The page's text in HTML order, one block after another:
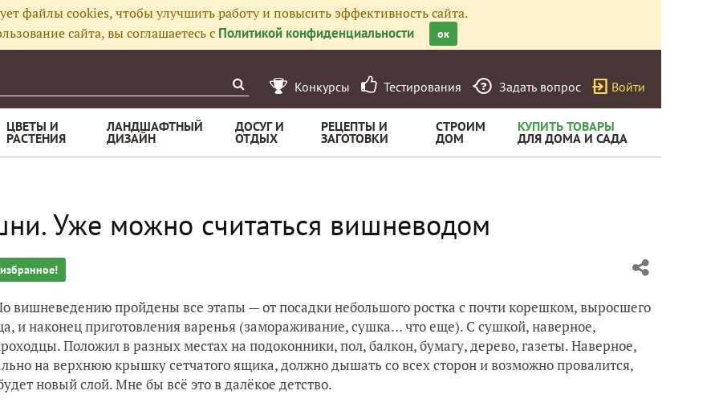
файлы cookies, чтобы улучшить работу и повысить эффективность сайта.
сайта, вы соглашаетесь с Политикой конфиденциальности ок
Конкурсы Тестирования Задать вопрос Войти
ЦВЕТЫ И
РАСТЕНИЯ
ЛАНДШАФТНЫЙ
ДИЗАЙН
ДОСУГ И
ОТДЫХ
РЕЦЕПТЫ И
ЗАГОТОВКИ
СТРОИМ
ДОМ
КУПИТЬ ТОВАРЫ
ДЛЯ ДОМА И САДА
Уже можно считаться вишневодом
вишневедению пройдены все этапы — от посадки небольшого ростка с почти корешком, выросшего
и наконец приготовления варенья (замораживание, сушка… что еще). С сушкой, наверное,
Положил в разных местах на подоконники, пол, балкон, бумагу, дерево, газеты. Наверное,
на верхнюю крышку сетчатого ящика, должно дышать со всех сторон и возможно провалится,
новый слой. Мне бы всё это в далёкое детство.